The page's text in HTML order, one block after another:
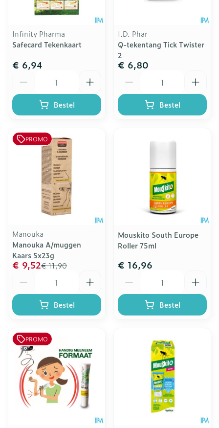
Infinity Pharma
Safecard Tekenkaart
€ 6,94
Bestel
I.D. Phar
Q-tekentang Tick Twister
2
€ 6,80
Bestel
PROMO
Manouka
Manouka A/muggen
Kaars 5x23g
€ 11,90
€ 9,52
Bestel
Mouskito South Europe
Roller 75ml
€ 16,96
Bestel
PROMO